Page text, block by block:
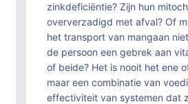
zinkdeficiëntie? Zijn hun
oververzadigd met afval? Of
het transport van mangaan
de persoon een gebrek aan
of beide? Het is nooit het ene
maar een combinatie van
effectiviteit van systemen dat